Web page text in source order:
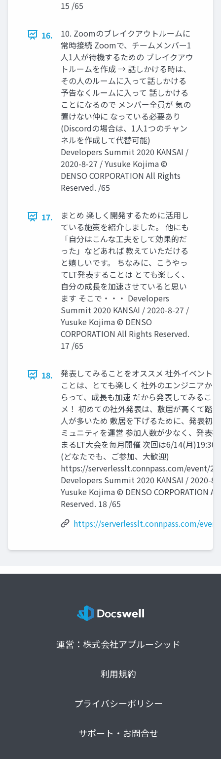
15 /65
16.
10. Zoomのブレイクアウトルームに
常時接続 Zoomで、チームメンバー1
人1人が待機するための ブレイクアウ
トルームを作成 → 話しかける時は、
その人のルームに入って話しかける
予告なくルームに入って 話しかける
ことになるので メンバー全員が 気の
置けない仲に なっている必要あり
(Discordの場合は、1人1つのチャン
ネルを作成して代替可能)
Developers Summit 2020 KANSAI /
2020-8-27 / Yusuke Kojima ©
DENSO CORPORATION All Rights
Reserved. /65
17.
まとめ 楽しく開発するために活用し
ている施策を紹介しました。 他にも
「自分はこんな工夫をして効果的だ
った」などあれば 教えていただける
と嬉しいです。 ちなみに、こうやっ
てLT発表することは とても楽しく、
自分の成長を加速させていると思い
ます そこで・・・ Developers
Summit 2020 KANSAI / 2020-8-27 /
Yusuke Kojima © DENSO
CORPORATION All Rights Reserved.
17 /65
18.
発表してみることをオススメ 社外イベント
ことは、とても楽しく 社外のエンジニアか
らって、成長も加速 だから発表してみるこ
メ！ 初めての社外発表は、敷居が高くて踏
人が多いため 敷居を下げるために、発表初
ミュニティを運営 参加人数が少なく、発表
まるLT大会を毎月開催 次回は6/14(月)19:30
(どなたでも、ご参加、大歓迎)
https://serverlesslt.connpass.com/event/
Developers Summit 2020 KANSAI / 2020-
Yusuke Kojima © DENSO CORPORATION
Reserved. 18 /65
https://serverlesslt.connpass.com/
運営：株式会社アプルーシッド
利用規約
プライバシーポリシー
サポート・お問合せ